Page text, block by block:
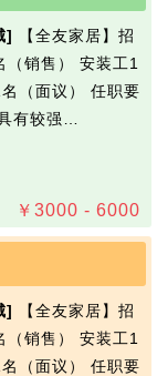
]
【全友家居】招
销售） 安装工1
（面议） 任职要
有较强…
￥ 3000 - 6000
]
【全友家居】招
销售） 安装工1
（面议） 任职要